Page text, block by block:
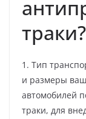
траки?
1. Тип
и размеры
автомобилей
траки, для